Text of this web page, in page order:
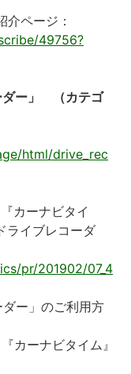
介ページ：
49756?
ダー」 （カテゴ
html/drive_rec
カーナビタイ
ライブレコーダ
pr/201902/07_4
ー」のご利用方
カーナビタイム』